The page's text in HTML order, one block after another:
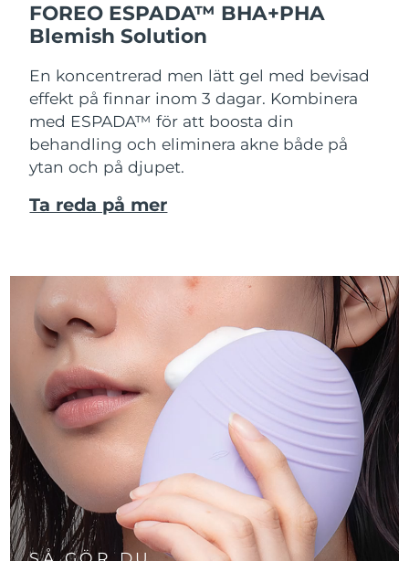
FOREO ESPADA™ BHA+PHA
Blemish Solution
En koncentrerad men lätt gel med bevisad
effekt på finnar inom 3 dagar. Kombinera
med ESPADA™ för att boosta din
behandling och eliminera akne både på
ytan och på djupet.
Ta reda på mer